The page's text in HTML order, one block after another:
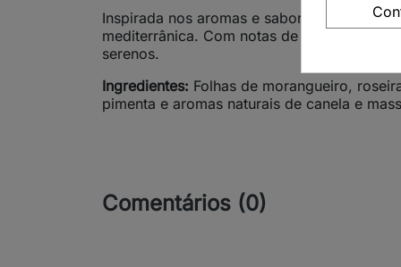
Inspirada nos aromas e sabores do sul da
mediterrânica. Com notas de massapão e
serenos.
Ingredientes: Folhas de morangueiro,
pimenta e aromas naturais de canela e
Comentários (0)